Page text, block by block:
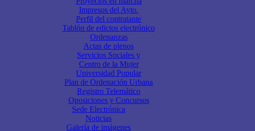
Impresos del Ayto.
Perfil del contratante
Tablón de edictos electrónico
Ordenanzas
Actas de plenos
Servicios Sociales y
Centro de la Mujer
Universidad Popular
Plan de Ordenación Urbana
Registro Telemático
Oposiciones y Concursos
Sede Electrónica
Noticias
Galería de imágenes